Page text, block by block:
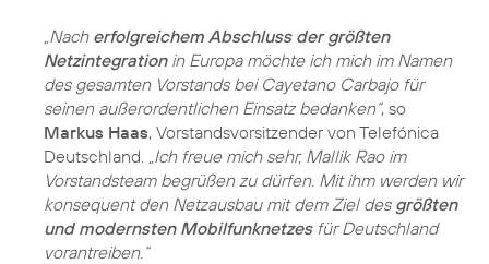
„Nach erfolgreichem Abschluss der größten
Netzintegrationin Europa möchte ich mich im Namen
des gesamten Vorstands bei Cayetano Carbajo für
seinen außerordentlichen Einsatz bedanken“, so
Markus Haas, Vorstandsvorsitzender von Telefónica
Deutschland.
„Ich freue mich sehr, Mallik Rao im
Vorstandsteam begrüßen zu dürfen. Mit ihm werden wir
konsequent den Netzausbau mit dem Ziel des größten
und modernsten Mobilfunknetzesfür Deutschland
vorantreiben.“